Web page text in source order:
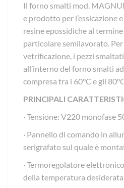
Il forno smalti mod.
e prodotto per l’essicazione
resine epossidiche al
particolare semilavorato.
vetrificazione, i pezzi
all’interno del forno smalti
compresa tra i 60°C e gli
PRINCIPALI
· Tensione: V220 monofase
· Pannello di comando in
serigrafato sul quale è
· Termoregolatore
della temperatura